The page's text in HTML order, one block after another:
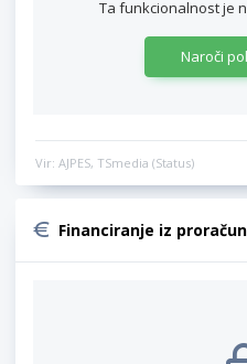
Ta funkcionalnost je
Naroči
Vir: AJPES, TSmedia (Status)
Financiranje iz